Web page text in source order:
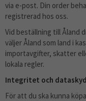
via e-post. Din order
registrerad hos oss.
Vid beställning till Åland
väljer Åland som land i
importavgifter, skatter
lokala regler.
Integritet och
För att du ska kunna